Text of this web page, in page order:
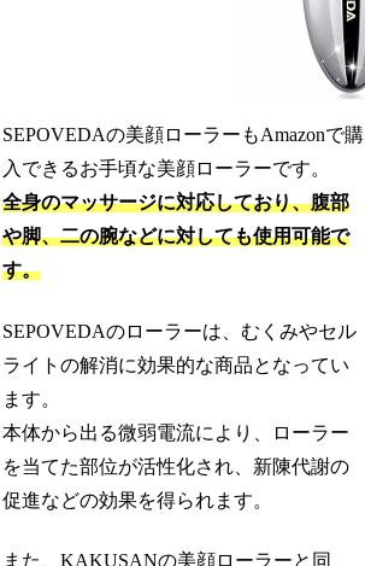
SEPOVEDAの美顔ローラーもAmazonで購
入できるお手頃な美顔ローラーです。
全身のマッサージに対応しており、腹部
や脚、二の腕などに対しても使用可能で
す。
SEPOVEDAのローラーは、むくみやセル
ライトの解消に効果的な商品となってい
ます。
本体から出る微弱電流により、ローラー
を当てた部位が活性化され、新陳代謝の
促進などの効果を得られます。
また、KAKUSANの美顔ローラーと同